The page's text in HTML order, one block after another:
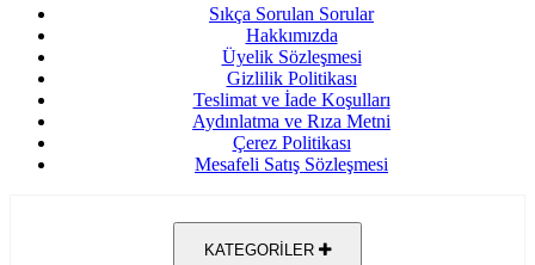
Sıkça Sorulan Sorular
Hakkımızda
Üyelik Sözleşmesi
Gizlilik Politikası
Teslimat ve İade Koşulları
Aydınlatma ve Rıza Metni
Çerez Politikası
Mesafeli Satış Sözleşmesi
KATEGORİLER